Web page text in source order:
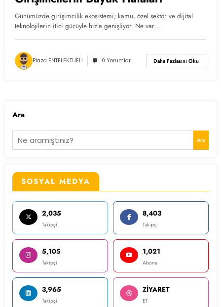
Günümüzde girişimcilik ekosistemi; kamu, özel sektör ve dijital
teknolojilerin itici gücüyle hızla genişliyor. Ne var…
Plaza ENTELEKTÜELİ 0 Yorumlar Daha Fazlasını Oku
Ara
Ara
SOSYAL MEDYA
2,035
Takipçi
8,403
Takipçi
5,105
Takipçi
1,021
Abone
3,965
Takipçi
ZİYARET
ET